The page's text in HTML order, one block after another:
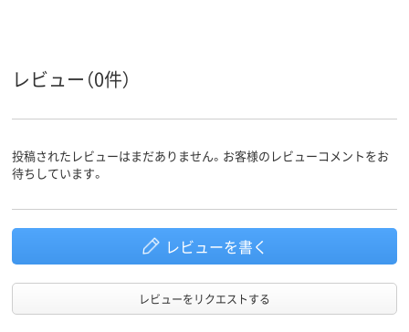
レビュー（0件）
投稿されたレビューはまだありません。お客様のレビューコメントをお
待ちしています。
レビューを書く
レビューをリクエストする